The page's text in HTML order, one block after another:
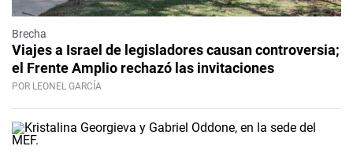
Brecha
Viajes a Israel de legisladores causan controversia;
el Frente Amplio rechazó las invitaciones
POR LEONEL GARCÍA